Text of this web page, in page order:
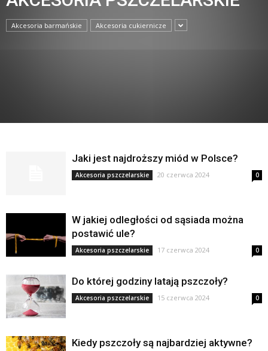
Akcesoria barmańskie Akcesoria cukiernicze
Jaki jest najdroższy miód w Polsce?
Akcesoria pszczelarskie 20 czerwca 2024 0
W jakiej odległości od sąsiada można
postawić ule?
Akcesoria pszczelarskie 17 czerwca 2024 0
Do której godziny latają pszczoły?
Akcesoria pszczelarskie 15 czerwca 2024 0
Kiedy pszczoły są najbardziej aktywne?